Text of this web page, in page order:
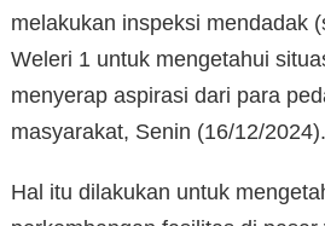
melakukan inspeksi mendadak
Weleri 1 untuk mengetahui
menyerap aspirasi dari para
masyarakat, Senin (16/12/2024).
Hal itu dilakukan untuk